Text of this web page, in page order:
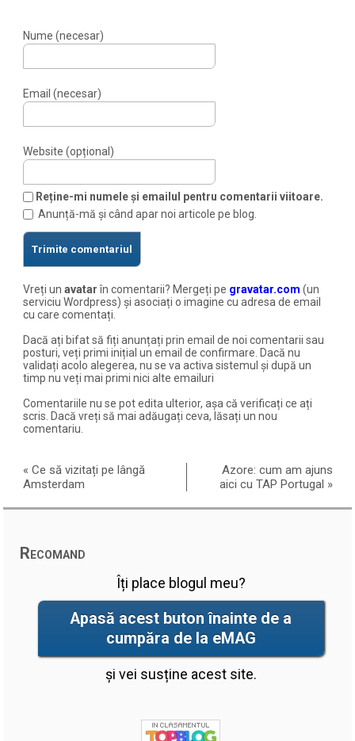
Nume (necesar)
Email (necesar)
Website (opțional)
Reține-mi numele și emailul pentru comentarii viitoare.
Anunță-mă și când apar noi articole pe blog.
Vreți unavatarîn comentarii? Mergeți pe gravatar.com (un
serviciu Wordpress) și asociați o imagine cu adresa de email
cu care comentați.
Dacă ați bifat să fiți anunțați prin email de noi comentarii sau
posturi, veți primi inițial un email de confirmare. Dacă nu
validați acolo alegerea, nu se va activa sistemul și după un
timp nu veți mai primi nici alte emailuri
Comentariile nu se pot edita ulterior, așa că verificați ce ați
scris. Dacă vreți să mai adăugați ceva, lăsați un nou
comentariu.
«Ce să vizitați pe lângă
Amsterdam
Azore: cum am ajuns
aici cu TAP Portugal »
Recomand
Îți place blogul meu?
Apasă acest buton înainte de a
cumpăra de la eMAG
și vei susține acest site.